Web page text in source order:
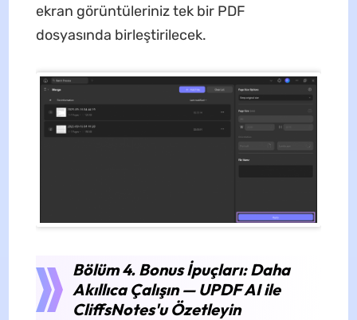
ekran görüntüleriniz tek bir PDF
dosyasında birleştirilecek.
Bölüm 4. Bonus İpuçları: Daha
Akıllıca Çalışın — UPDF AI ile
CliffsNotes'u Özetleyin